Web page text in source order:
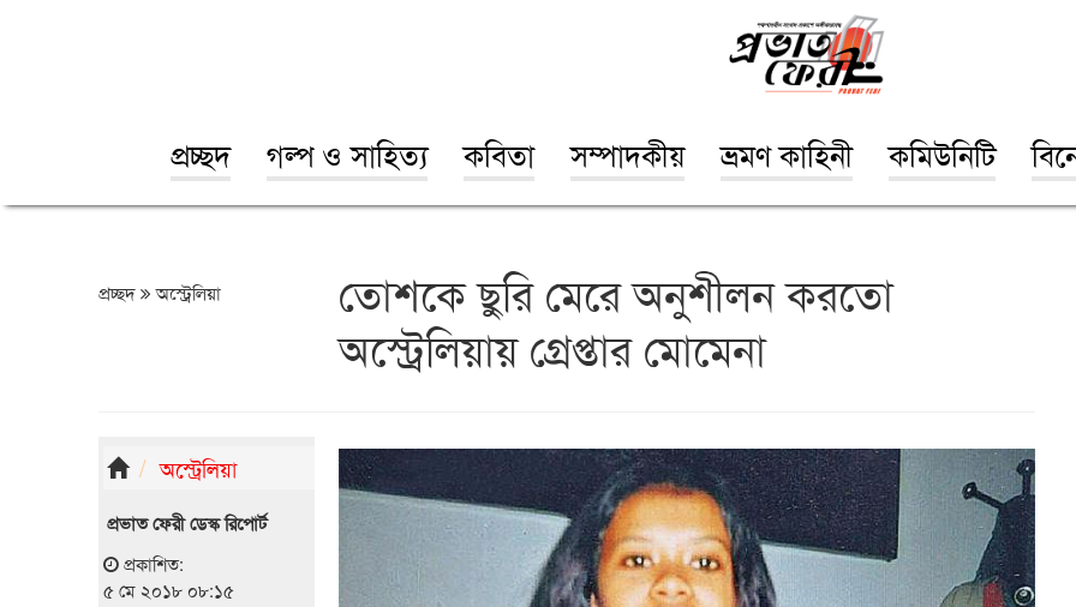
প্রচ্ছদ গল্প ও সাহিত্য কবিতা সম্পাদকীয় ভ্রমণ কাহিনী কমিউনিটি
প্রচ্ছদ অস্ট্রেলিয়া
তোশকে ছুরি মেরে অনুশীলন করতো
অস্ট্রেলিয়ায় গ্রেপ্তার মোমেনা
অস্ট্রেলিয়া
প্রভাত ফেরী ডেস্ক রিপোর্ট
প্রকাশিত:
৫ মে ২০১৮ ০৮:১৫